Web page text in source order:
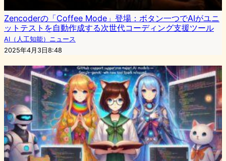
Zencoderの「Coffee Mode」登場：ボタン一つでAIがユニ
ットテストを自動作成する次世代コーディング支援ツール
AI（人工知能）ニュース
2025年4月3日8:48